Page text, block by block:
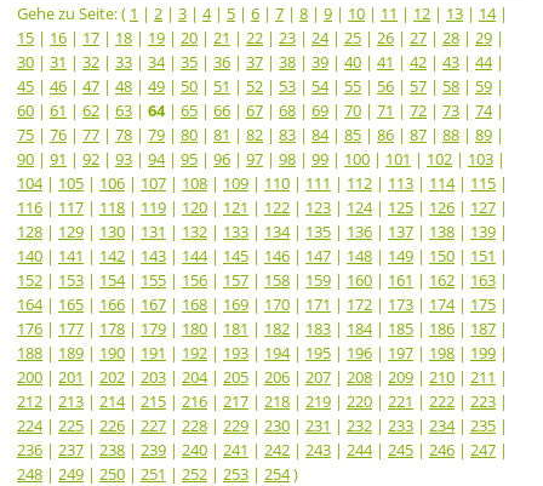
Gehe zu Seite: ( 1 | 2 | 3 | 4| 5 | 6 | 7 | 8 | 9 | 10 | 11 | 12 | 13 | 14|
15 | 16 | 17 | 18 | 19 | 20 | 21 | 22 | 23 | 24| 25 | 26 | 27 | 28 | 29 |
30 | 31 | 32 | 33 | 34| 35 | 36 | 37 | 38 | 39 | 40 | 41 | 42 | 43 | 44|
45 | 46 | 47 | 48 | 49 | 50 | 51 | 52 | 53 | 54| 55 | 56 | 57 | 58 | 59 |
60 | 61 | 62 | 63 | 64| 65 | 66 | 67 | 68 | 69 | 70 | 71 | 72 | 73 | 74|
75 | 76 | 77 | 78 | 79 | 80 | 81 | 82 | 83 | 84| 85 | 86 | 87 | 88 | 89 |
90 | 91 | 92 | 93 | 94| 95 | 96 | 97 | 98 | 99 | 100 | 101 | 102 | 103 |
104| 105 | 106 | 107 | 108 | 109 | 110 | 111 | 112 | 113 | 114| 115 |
116 | 117 | 118 | 119 | 120 | 121 | 122 | 123 | 124| 125 | 126 | 127 |
128 | 129 | 130 | 131 | 132 | 133 | 134| 135 | 136 | 137 | 138 | 139 |
140 | 141 | 142 | 143 | 144| 145 | 146 | 147 | 148 | 149 | 150 | 151 |
152 | 153 | 154| 155 | 156 | 157 | 158 | 159 | 160 | 161 | 162 | 163 |
164| 165 | 166 | 167 | 168 | 169 | 170 | 171 | 172 | 173 | 174| 175 |
176 | 177 | 178 | 179 | 180 | 181 | 182 | 183 | 184| 185 | 186 | 187 |
188 | 189 | 190 | 191 | 192 | 193 | 194| 195 | 196 | 197 | 198 | 199 |
200 | 201 | 202 | 203 | 204| 205 | 206 | 207 | 208 | 209 | 210 | 211 |
212 | 213 | 214| 215 | 216 | 217 | 218 | 219 | 220 | 221 | 222 | 223 |
224| 225 | 226 | 227 | 228 | 229 | 230 | 231 | 232 | 233 | 234| 235 |
236 | 237 | 238 | 239 | 240 | 241 | 242 | 243 | 244| 245 | 246 | 247 |
248 | 249 | 250 | 251 | 252 | 253 | 254)